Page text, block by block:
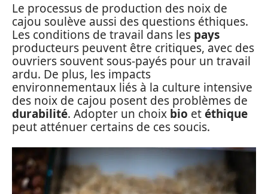
Le processus de production des noix de
cajou soulève aussi des questions éthiques.
Les conditions de travail dans les pays
producteurs peuvent être critiques, avec des
ouvriers souvent sous-payés pour un travail
ardu. De plus, les impacts
environnementaux liés à la culture intensive
des noix de cajou posent des problèmes de
durabilité. Adopter un choix bio etéthique
peut atténuer certains de ces soucis.